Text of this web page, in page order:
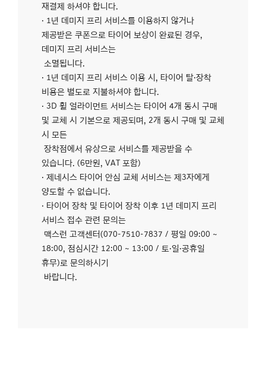
재결제 하셔야 합니다.
· 1년 데미지 프리 서비스를 이용하지 않거나
제공받은 쿠폰으로 타이어 보상이 완료된 경우,
데미지 프리 서비스는
소멸됩니다.
· 1년 데미지 프리 서비스 이용 시, 타이어 탈·장착
비용은 별도로 지불하셔야 합니다.
· 3D 휠 얼라이먼트 서비스는 타이어 4개 동시 구매
및 교체 시 기본으로 제공되며, 2개 동시 구매 및 교체
시 모든
장착점에서 유상으로 서비스를 제공받을 수
있습니다. (6만원, VAT 포함)
· 제네시스 타이어 안심 교체 서비스는 제3자에게
양도할 수 없습니다.
· 타이어 장착 및 타이어 장착 이후 1년 데미지 프리
서비스 접수 관련 문의는
맥스런 고객센터(070-7510-7837 / 평일 09:00 ~
18:00, 점심시간 12:00 ~ 13:00 / 토·일·공휴일
휴무)로 문의하시기
바랍니다.